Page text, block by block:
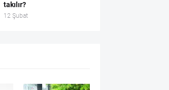
takılır?
12 Şubat